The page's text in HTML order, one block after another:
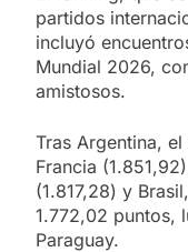
partidos
incluyó
Mundial 2026,
amistosos.
Tras Argentina,
Francia
(1.817,28) y
1.772,02 puntos,
Paraguay.